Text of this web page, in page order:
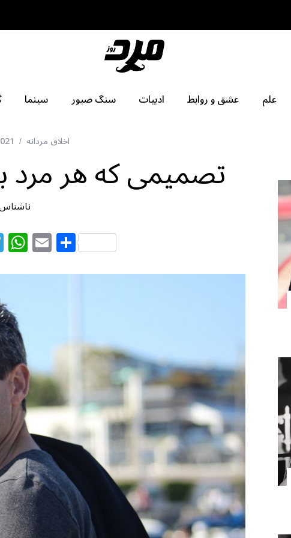
علم عشق و روابط ادبیات سنگ صبور سینما
اخلاق مردانه
تصمیمی که هر مرد
T
el
e
g
ra
m
W
h
at
p
E
m
ai
S
h
ar